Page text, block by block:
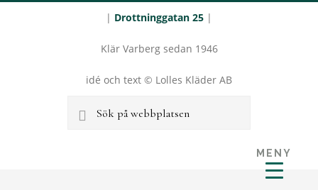
| Drottninggatan 25 |
Klär Varberg sedan 1946
idé och text © Lolles Kläder AB
Sök
MENY